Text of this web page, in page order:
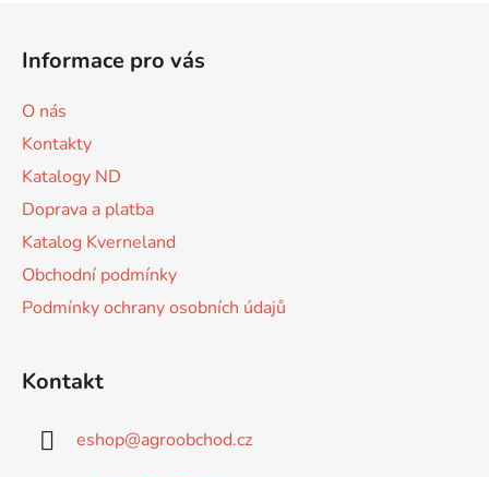
Informace pro vás
O nás
Kontakty
Katalogy ND
Doprava a platba
Katalog Kverneland
Obchodní podmínky
Podmínky ochrany osobních údajů
Kontakt
eshop@agroobchod.cz